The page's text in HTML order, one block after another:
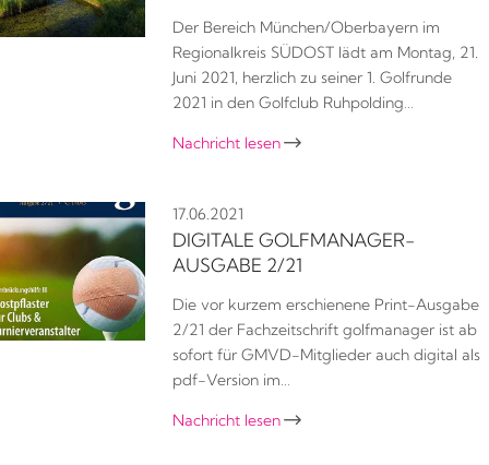
Der Bereich München/Oberbayern im
Regionalkreis SÜDOST lädt am Montag, 21.
Juni 2021, herzlich zu seiner 1. Golfrunde
2021 in den Golfclub Ruhpolding…
Nachricht lesen 
17.06.2021
DIGITALE GOLFMANAGER-
AUSGABE 2/21
Die vor kurzem erschienene Print-Ausgabe
2/21 der Fachzeitschrift golfmanager ist ab
sofort für GMVD-Mitglieder auch digital als
pdf-Version im…
Nachricht lesen 